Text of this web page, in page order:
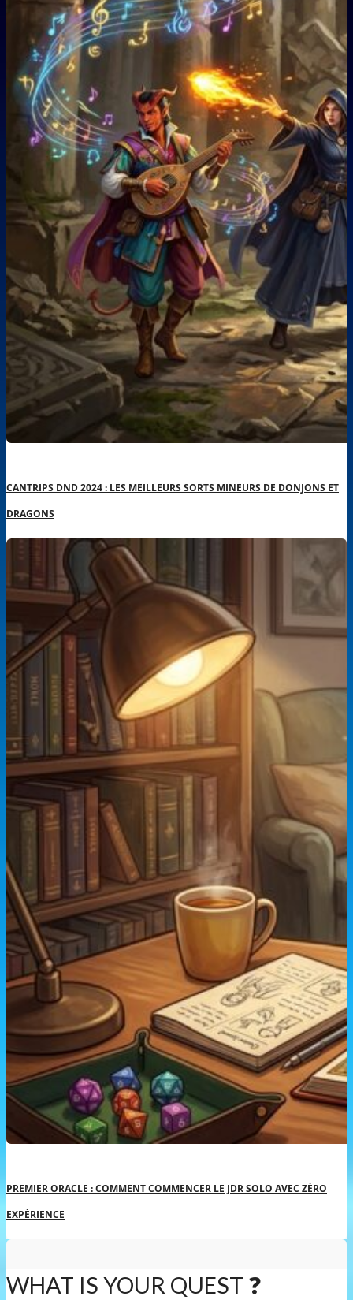
CANTRIPS DND 2024 : LES MEILLEURS SORTS MINEURS DE DONJONS ET
DRAGONS
PREMIER ORACLE : COMMENT COMMENCER LE JDR SOLO AVEC ZÉRO
EXPÉRIENCE
WHAT IS YOUR QUEST ❓